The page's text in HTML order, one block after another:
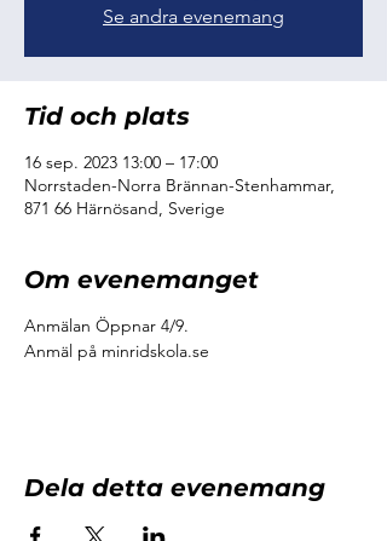
Se andra evenemang
Tid och plats
16 sep. 2023 13:00 – 17:00
Norrstaden-Norra Brännan-Stenhammar,
871 66 Härnösand, Sverige
Om evenemanget
Anmälan Öppnar 4/9.
Anmäl på minridskola.se
Dela detta evenemang